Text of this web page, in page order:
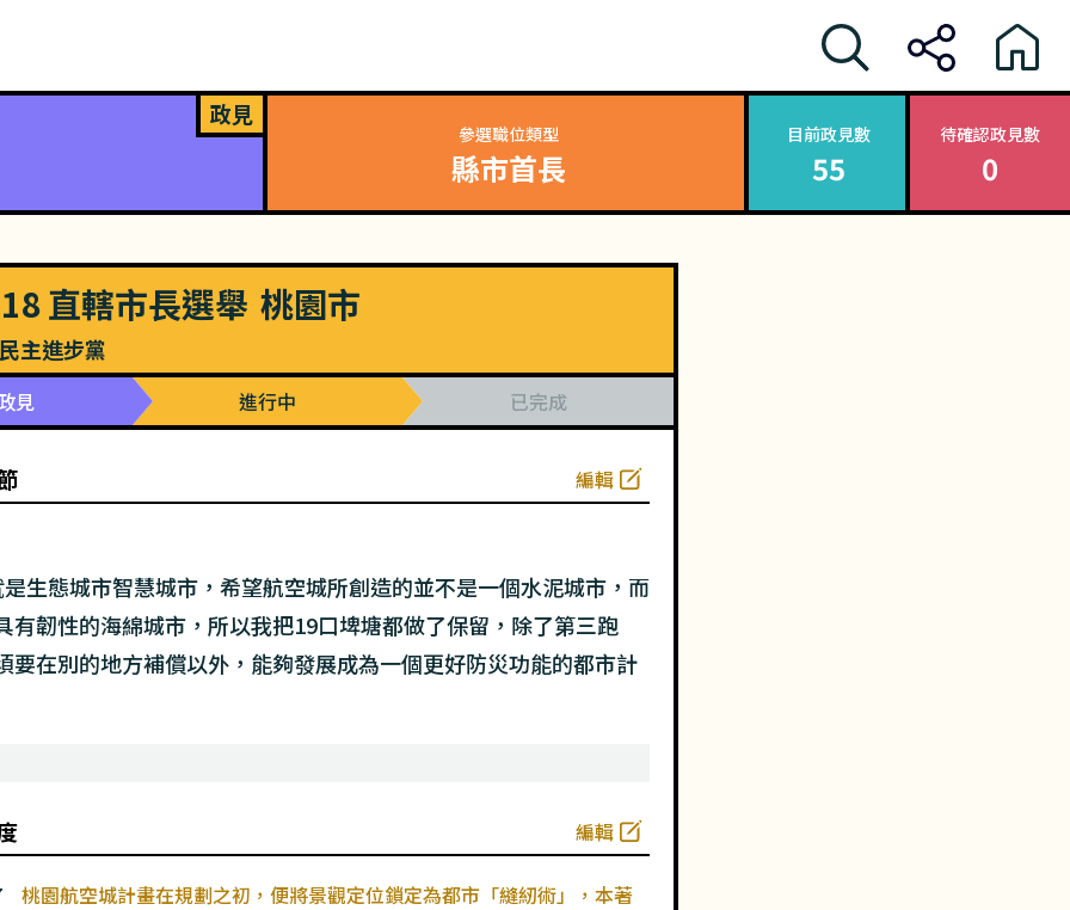
政見
參選職位類型
縣市首長
目前政見數
55
待確認政見數
0
直轄市長選舉 桃園市
民主進步黨
見 進行中 已完成
編輯
生態城市智慧城市，希望航空城所創造的並不是一個水泥城市，而
有韌性的海綿城市，所以我把19口埤塘都做了保留，除了第三跑
要在別的地方補償以外，能夠發展成為一個更好防災功能的都市計
編輯
桃園航空城計畫在規劃之初，便將景觀定位鎖定為都市「縫紉術」，本著